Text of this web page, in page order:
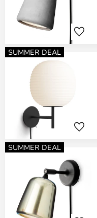
SUMMER DEAL
SUMMER DEAL